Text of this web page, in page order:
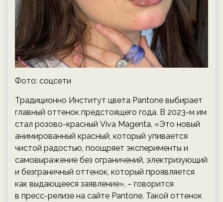
Фото: соцсети
Традиционно Институт цвета Pantone выбирает
главный оттенок предстоящего года. В 2023-м им
стал розово-красный Viva Magentа. «Это новый
анимированный красный, который упивается
чистой радостью, поощряет эксперименты и
самовыражение без ограничений, электризующий
и безграничный оттенок, который проявляется
как выдающееся заявление», – говорится
в пресс-релизе на сайте Pantone. Такой оттенок